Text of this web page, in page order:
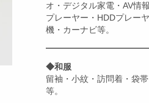
オ・デジタル家電・AV情
プレーヤー・HDDプレー
機・カーナビ等。
◆和服
留袖・小紋・訪問着・袋
等。